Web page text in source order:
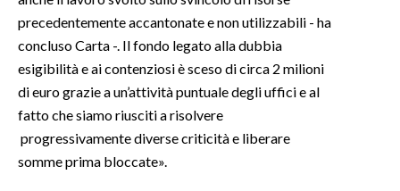
precedentemente accantonate e non utilizzabili - ha
concluso Carta -. Il fondo legato alla dubbia
esigibilità e ai contenziosi è sceso di circa 2 milioni
di euro grazie a un’attività puntuale degli uffici e al
fatto che siamo riusciti a risolvere
progressivamente diverse criticità e liberare
somme prima bloccate».